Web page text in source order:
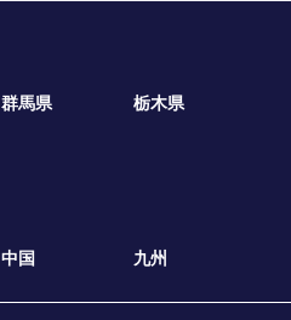
群馬県 栃木県
中国 九州